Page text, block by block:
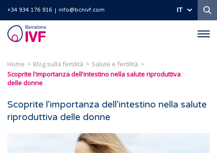
+34 934 176 916 info@bcnivf.com IT
Barcelona
IVF
Home Blog sulla fertilità
Salute e fertilità
Scoprite l'importanza dell'intestino nella salute riproduttiva
delle donne
Scoprite l'importanza dell'intestino nella salute
riproduttiva delle donne